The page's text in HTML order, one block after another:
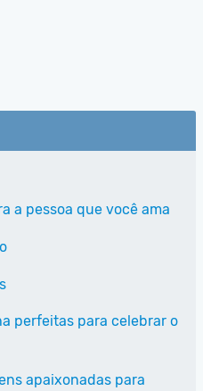
a pessoa que você ama
perfeitas para celebrar o
apaixonadas para